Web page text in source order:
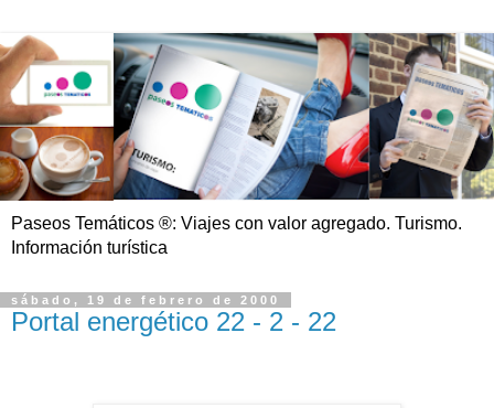
Paseos Temáticos ®: Viajes con valor agregado. Turismo.
Información turística
sábado, 19 de febrero de 2000
Portal energético 22 - 2 - 22